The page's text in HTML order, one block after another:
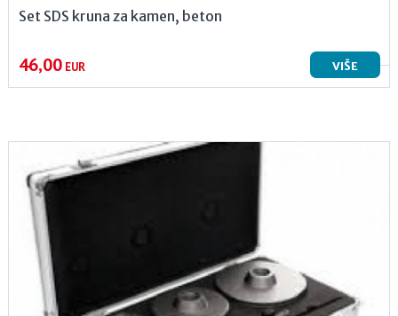
Set SDS kruna za kamen, beton
46,00EUR VIŠE